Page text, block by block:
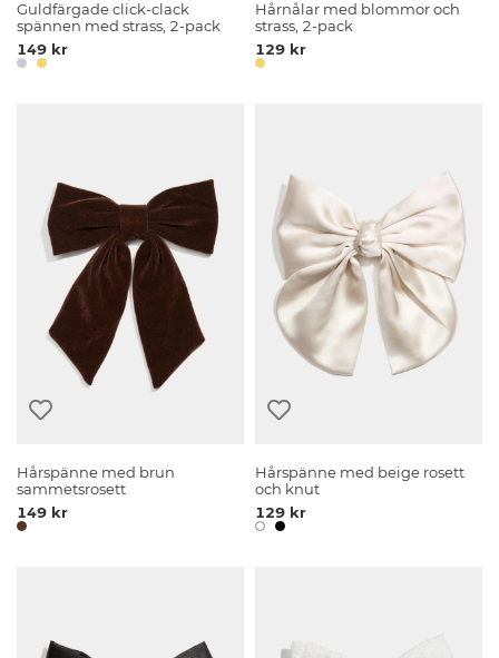
Guldfärgade click-clack
spännen med strass, 2-pack
149 kr
Hårnålar med blommor och
strass, 2-pack
129 kr
Hårspänne med brun
sammetsrosett
149 kr
Hårspänne med beige rosett
och knut
129 kr